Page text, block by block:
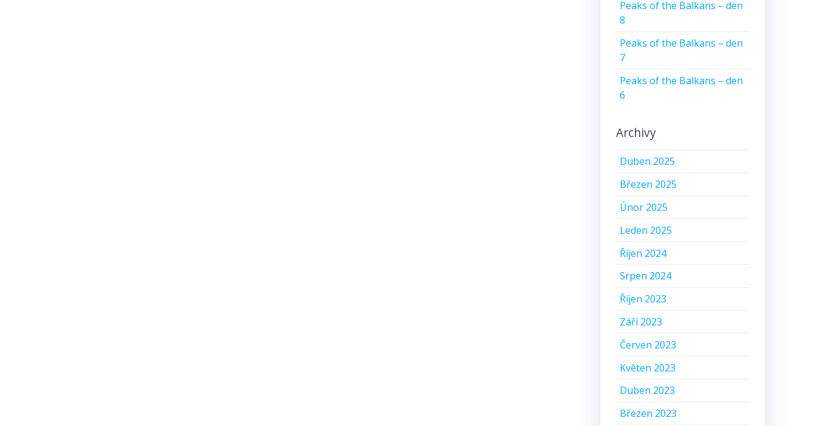
Peaks of the Balkans – den
8
Peaks of the Balkans – den
7
Peaks of the Balkans – den
6
Archivy
Duben 2025
Březen 2025
Únor 2025
Leden 2025
Říjen 2024
Srpen 2024
Říjen 2023
Září 2023
Červen 2023
Květen 2023
Duben 2023
Březen 2023